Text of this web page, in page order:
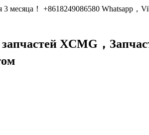
месяца！ +8618249086580 Whatsapp
XCMG，